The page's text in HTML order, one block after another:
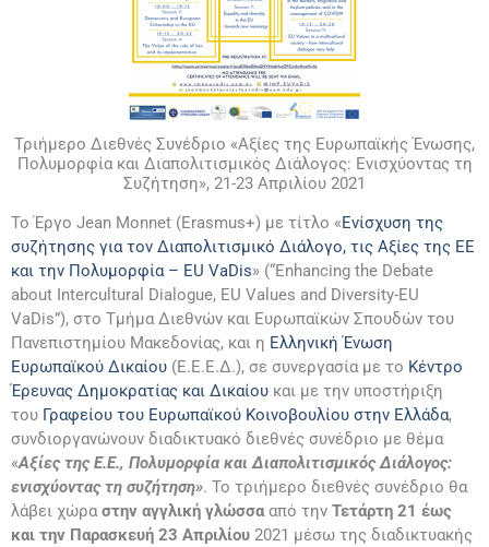
Τριήμερο Διεθνές Συνέδριο «Αξίες της Ευρωπαϊκής Ένωσης,
Πολυμορφία και Διαπολιτισμικός Διάλογος: Ενισχύοντας τη
Συζήτηση», 21-23 Απριλίου 2021
Το Έργο Jean Monnet (Εrasmus+) με τίτλο «Ενίσχυση της
συζήτησης για τον Διαπολιτισμικό Διάλογο, τις Αξίες της ΕΕ
και την Πολυμορφία – EU VaDis» (“Enhancing the Debate
about Intercultural Dialogue, EU Values and Diversity-EU
VaDis”), στο Τμήμα Διεθνών και Ευρωπαϊκών Σπουδών του
Πανεπιστημίου Μακεδονίας, και η Ελληνική Ένωση
Ευρωπαϊκού Δικαίου (Ε.Ε.Ε.Δ.), σε συνεργασία με το Κέντρο
Έρευνας Δημοκρατίας και Δικαίου και με την υποστήριξη
του Γραφείου του Ευρωπαϊκού Κοινοβουλίου στην Ελλάδα,
συνδιοργανώνουν διαδικτυακό διεθνές συνέδριο με θέμα
«Αξίες της Ε.Ε., Πολυμορφία και Διαπολιτισμικός Διάλογος:
ενισχύοντας τη συζήτηση». Το τριήμερο διεθνές συνέδριο θα
λάβει χώραστην αγγλική γλώσσααπό την Τετάρτη 21 έως
και την Παρασκευή 23 Απριλίου 2021 μέσω της διαδικτυακής